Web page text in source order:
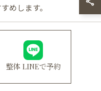
めします。
メリット
根本的な改善にア
整体 LINEで予約